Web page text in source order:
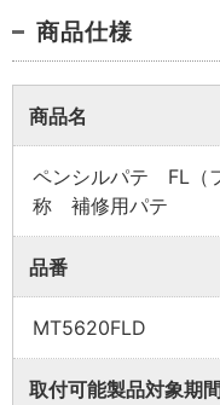
商品仕様
商品名
ペンシルパテ FL（
称 補修用パテ
品番
MT5620FLD
取付可能製品対象期
業者様向け商
取付方法説明書や
同梱品が必要な場